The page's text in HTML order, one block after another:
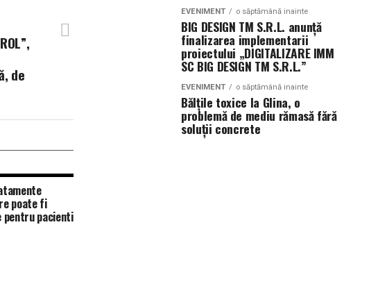
de
poate fi
pacienti
EVENIMENT o săptămână inainte
BIG DESIGN TM S.R.L. anunţă
finalizarea implementarii
proiectului „DIGITALIZARE IMM
SC BIG DESIGN TM S.R.L.”
EVENIMENT o săptămână inainte
Bălțile toxice la Glina, o
problemă de mediu rămasă fără
soluții concrete